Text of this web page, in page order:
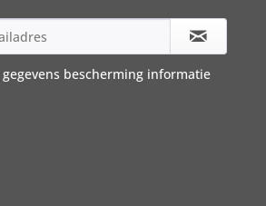
gegevens bescherming informatie